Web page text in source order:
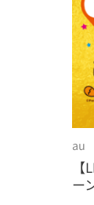
au
ー